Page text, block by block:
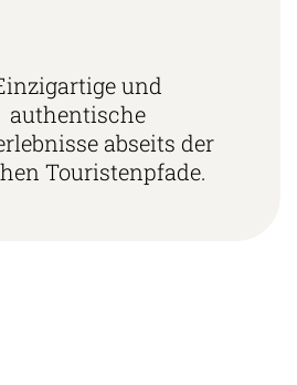
und
authentische
abseits der
Touristenpfade.